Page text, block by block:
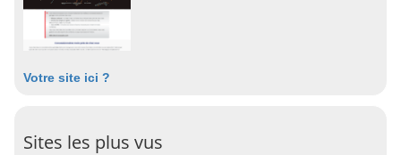
Votre site ici ?
Sites les plus vus